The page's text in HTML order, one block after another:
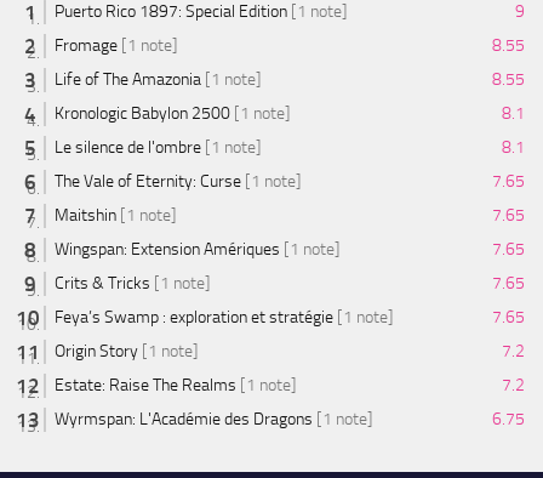
Puerto Rico 1897: Special Edition [1 note]
9
Fromage [1 note]
8.55
Life of The Amazonia [1 note]
8.55
Kronologic Babylon 2500 [1 note]
8.1
Le silence de l'ombre [1 note]
8.1
The Vale of Eternity: Curse [1 note]
7.65
Maitshin [1 note]
7.65
Wingspan: Extension Amériques [1 note]
7.65
Crits & Tricks [1 note]
7.65
Feya’s Swamp : exploration et stratégie [1 note]
7.65
Origin Story [1 note]
7.2
Estate: Raise The Realms [1 note]
7.2
Wyrmspan: L'Académie des Dragons [1 note] 6.75